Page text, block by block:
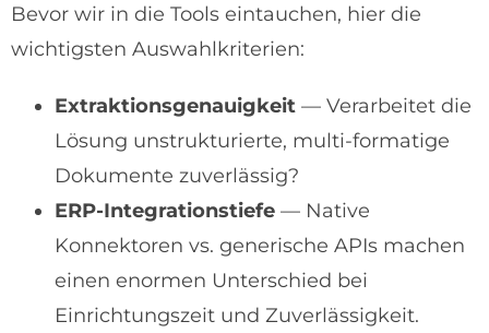
Bevor wir in die Tools eintauchen, hier die
wichtigsten Auswahlkriterien:
Extraktionsgenauigkeit — Verarbeitet die
Lösung unstrukturierte, multi-formatige
Dokumente zuverlässig?
ERP-Integrationstiefe — Native
Konnektoren vs. generische APIs machen
einen enormen Unterschied bei
Einrichtungszeit und Zuverlässigkeit.